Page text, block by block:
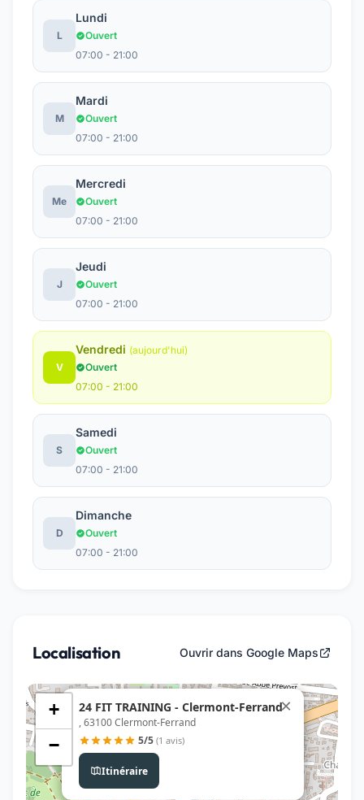
L
Lundi
Ouvert
07:00 - 21:00
M
Mardi
Ouvert
07:00 - 21:00
Me
Mercredi
Ouvert
07:00 - 21:00
J
Jeudi
Ouvert
07:00 - 21:00
V
Vendredi (aujourd'hui)
Ouvert
07:00 - 21:00
S
Samedi
Ouvert
07:00 - 21:00
D
Dimanche
Ouvert
07:00 - 21:00
Localisation Ouvrir dans Google Maps
24 FIT TRAINING - Clermont-Ferrand
, 63100 Clermont-Ferrand
5/5 (1 avis)
Itinéraire
×
+
−